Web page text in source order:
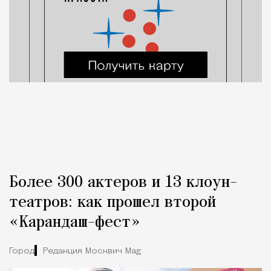
Более 300 актеров и 13 клоун-
театров: как прошел второй
«Карандаш-фест»
Город Редакция Москвич Mag